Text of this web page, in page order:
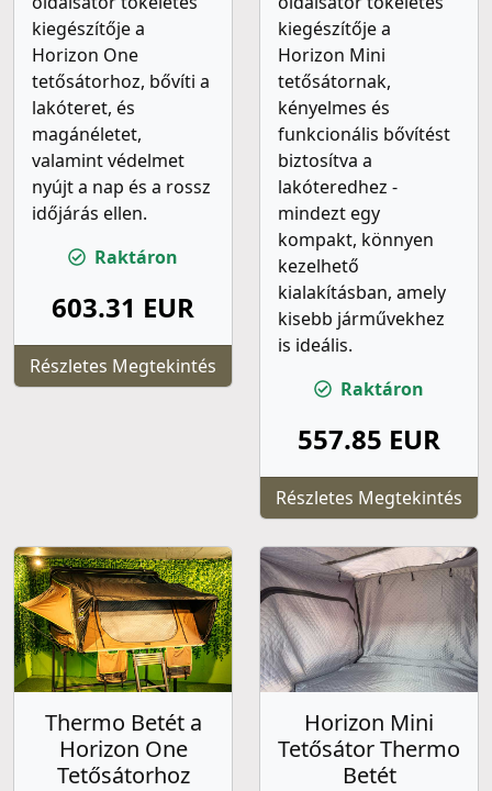
kiegészítője a
Horizon One
tetősátorhoz, bővíti a
lakóteret, és
magánéletet,
valamint védelmet
nyújt a nap és a rossz
időjárás ellen.
Raktáron
603.31 EUR
Részletes Megtekintés
kiegészítője a
Horizon Mini
tetősátornak,
kényelmes és
funkcionális bővítést
biztosítva a
lakóteredhez -
mindezt egy
kompakt, könnyen
kezelhető
kialakításban, amely
kisebb járművekhez
is ideális.
Raktáron
557.85 EUR
Részletes Megtekintés
Thermo Betét a
Horizon One
Tetősátorhoz
Horizon Mini
Tetősátor Thermo
Betét